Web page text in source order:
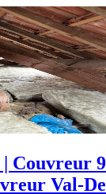
Couvreur
Val-